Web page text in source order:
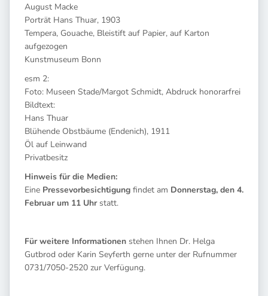
August Macke
Porträt Hans Thuar, 1903
Tempera, Gouache, Bleistift auf Papier, auf Karton
aufgezogen
Kunstmuseum Bonn
esm 2:
Foto: Museen Stade/Margot Schmidt, Abdruck honorarfrei
Bildtext:
Hans Thuar
Blühende Obstbäume (Endenich), 1911
Öl auf Leinwand
Privatbesitz
Hinweis für die Medien:
Eine Pressevorbesichtigung findet am Donnerstag, den 4.
Februar um 11 Uhr statt.
Für weitere Informationen stehen Ihnen Dr. Helga
Gutbrod oder Karin Seyferth gerne unter der Rufnummer
0731/7050-2520 zur Verfügung.